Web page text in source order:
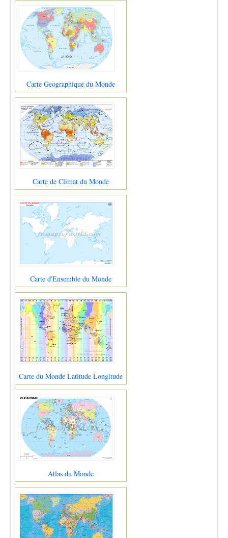
Carte Geographique du Monde
Carte de Climat du Monde
Carte d'Ensemble du Monde
Carte du Monde Latitude Longitude
Atlas du Monde